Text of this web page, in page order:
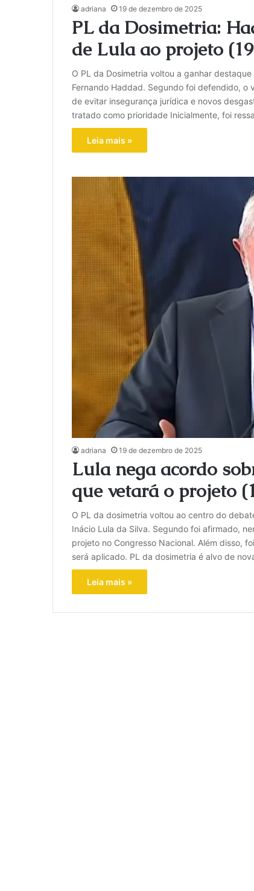
adriana 19 de dezembro de 2025
PL da Dosimetria:
de Lula ao projeto
O PL da Dosimetria voltou a ganhar
Fernando Haddad. Segundo foi defendido,
de evitar insegurança jurídica e novos
tratado como prioridade Inicialmente, foi
Leia mais »
adriana 19 de dezembro de 2025
Lula nega acordo
que vetará o projeto
O PL da dosimetria voltou ao centro do
Inácio Lula da Silva. Segundo foi afirmado,
projeto no Congresso Nacional. Além disso,
será aplicado. PL da dosimetria é alvo de
Leia mais »